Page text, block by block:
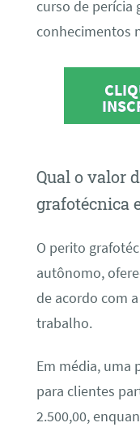
curso de perícia
conhecimentos
Qual o valor
grafotécnica
O perito
autônomo,
de acordo com
trabalho.
Em média, uma
para clientes
2.500,00,